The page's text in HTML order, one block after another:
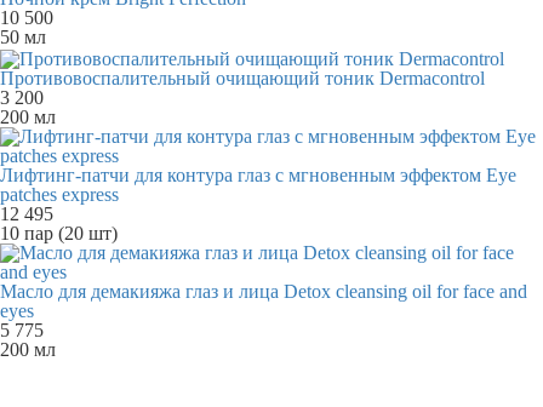
10 500
50 мл
Противовоспалительный очищающий тоник Dermacontrol
3 200
200 мл
Лифтинг-патчи для контура глаз с мгновенным эффектом Eye
patches express
12 495
10 пар (20 шт)
Масло для демакияжа глаз и лица Detox cleansing oil for face and
eyes
5 775
200 мл